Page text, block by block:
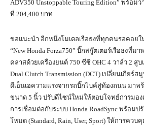
ADV350 Unstoppable Touring Edition” พร้อ
ที่ 204,400 บาท
ขอแนะนำ อีกหนึ่งโมเดลเรือธงที่ทุกคนรอคอยใ
“New Honda Forza750” บิ๊กสกู๊ตเตอร์เรือธงที่
คลาสด้วยเครื่องยนต์ 750 ซีซี OHC 4 วาล์ว 2 สู
Dual Clutch Transmission (DCT) เปลี่ยนเกียร์
ดีเอ็นเอความแรงจากรถบิ๊กไบค์สู่ท้องถนน มาพ
ขนาด 5 นิ้ว ปรับดีไซน์ใหม่ให้ตอบโจทย์การมอง
การเชื่อมต่อกับระบบ Honda RoadSync พร้อม
โหมด (Standard, Rain, User, Sport) ให้การค